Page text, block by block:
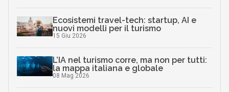
Ecosistemi travel-tech: startup, AI e
nuovi modelli per il turismo
15 Giu 2026
L’IA nel turismo corre, ma non per tutti:
la mappa italiana e globale
08 Mag 2026